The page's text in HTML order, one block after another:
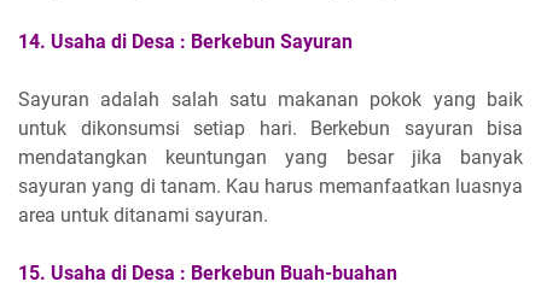
14. Usaha di Desa : Berkebun Sayuran
Sayuran adalah salah satu makanan pokok yang baik
untuk dikonsumsi setiap hari. Berkebun sayuran bisa
mendatangkan keuntungan yang besar jika banyak
sayuran yang di tanam. Kau harus memanfaatkan luasnya
area untuk ditanami sayuran.
15. Usaha di Desa : Berkebun Buah-buahan